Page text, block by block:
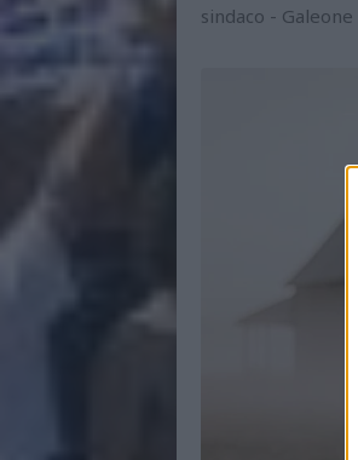
sindaco -